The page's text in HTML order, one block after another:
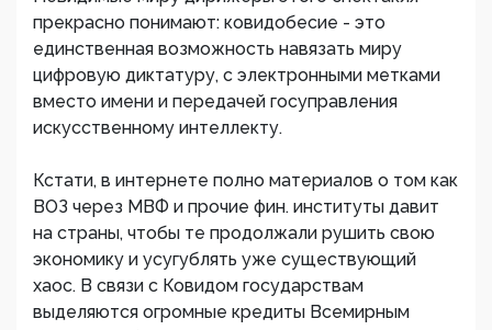
прекрасно понимают: ковидобесие - это
единственная возможность навязать миру
цифровую диктатуру, с электронными метками
вместо имени и передачей госуправления
искусственному интеллекту.
Кстати, в интернете полно материалов о том как
ВОЗ через МВФ и прочие фин. институты давит
на страны, чтобы те продолжали рушить свою
экономику и усугублять уже существующий
хаос. В связи с Ковидом государствам
выделяются огромные кредиты Всемирным